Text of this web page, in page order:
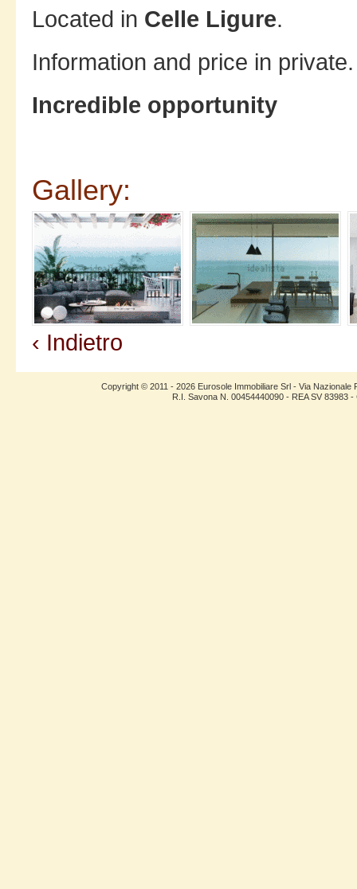
Located in Celle Ligure.
Information and price in
Incredible opportunity
Gallery:
‹ Indietro
Copyright © 2011 - 2026 Eurosole Immobiliare Srl - Via Nazionale
R.I. Savona N. 00454440090 - REA SV 83983